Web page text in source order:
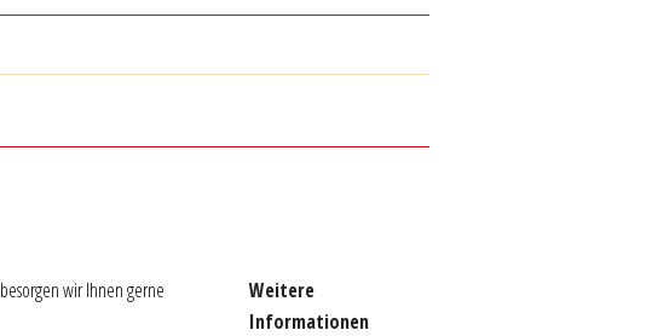
besorgen wir Ihnen gerne
Weitere
Informationen